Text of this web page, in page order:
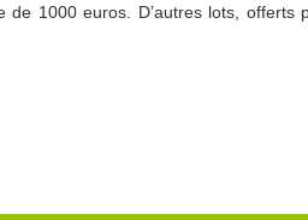
1000 euros. D’autres lots, offerts